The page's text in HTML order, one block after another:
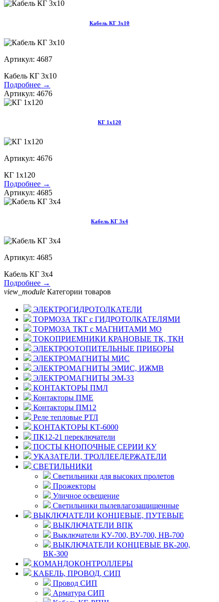
Кабель КГ 3х10
Артикул: 4687
Кабель КГ 3х10
Подробнее →
Артикул: 4676
КГ 1х120
Артикул: 4676
КГ 1х120
Подробнее →
Артикул: 4685
Кабель КГ 3х4
Артикул: 4685
Кабель КГ 3х4
Подробнее →
view_module Категории товаров
ЭЛЕКТРОГИДРОТОЛКАТЕЛИ
ТОРМОЗА ТКГ с ГИДРОТОЛКАТЕЛЯМИ
ТОРМОЗА ТКТ с МАГНИТАМИ МО
ТОКОПРИЕМНИКИ КРАНОВЫЕ ТК, ТКН
ЭЛЕКТРООТОПИТЕЛЬНЫЕ ПРИБОРЫ
ЭЛЕКТРОМАГНИТЫ МИС
ЭЛЕКТРОМАГНИТЫ ЭМИС, ИЖМВ
ЭЛЕКТРОМАГНИТЫ ЭМ-33
КОНТАКТОРЫ ПМЛ
Контакторы ПМЕ
Контакторы ПМ12
Реле тепловые РТЛ
КОНТАКТОРЫ КТ-6000
ПК12-21 переключатели
ПОСТЫ КНОПОЧНЫЕ СЕРИИ КУ
УКАЗАТЕЛИ, ТРОЛЛЕЕДЕРЖАТЕЛИ
СВЕТИЛЬНИКИ
Светильники для высоких пролетов
Прожекторы
Уличное освещение
Светильники пылевлагозащищенные
ВЫКЛЮЧАТЕЛИ КОНЦЕВЫЕ, ПУТЕВЫЕ
ВЫКЛЮЧАТЕЛИ ВПК
Выключатели КУ-700, ВУ-700, НВ-700
ВЫКЛЮЧАТЕЛИ КОНЦЕВЫЕ ВК-200,
ВК-300
КОМАНДОКОНТРОЛЛЕРЫ
КАБЕЛЬ, ПРОВОД, СИП
Провод СИП
Арматура СИП